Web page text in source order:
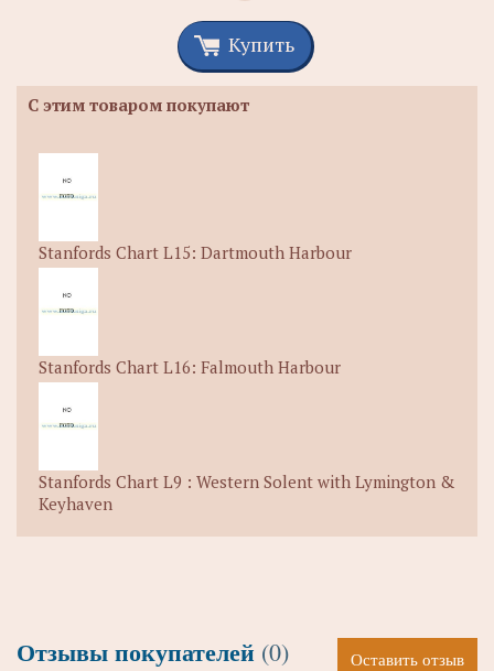
Купить
С этим товаром покупают
Stanfords Chart L15: Dartmouth Harbour
Stanfords Chart L16: Falmouth Harbour
Stanfords Chart L9 : Western Solent with Lymington &
Keyhaven
Отзывы покупателей (0) Оставить отзыв